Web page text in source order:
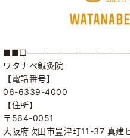
ワタナベ鍼灸院
【電話番号】
06-6339-4000
【住所】
〒564-0051
大阪府吹田市豊津町11-37 真建